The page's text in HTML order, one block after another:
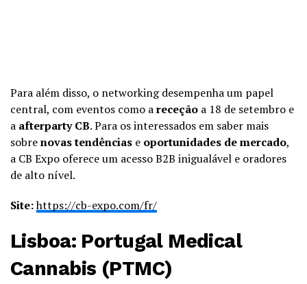
Para além disso, o networking desempenha um papel
central, com eventos como areceção a 18 de setembro e
a afterparty CB. Para os interessados em saber mais
sobrenovas tendências e oportunidades de mercado,
a CB Expo oferece um acesso B2B inigualável e oradores
de alto nível.
Site:https://cb-expo.com/fr/
Lisboa: Portugal Medical
Cannabis (PTMC)